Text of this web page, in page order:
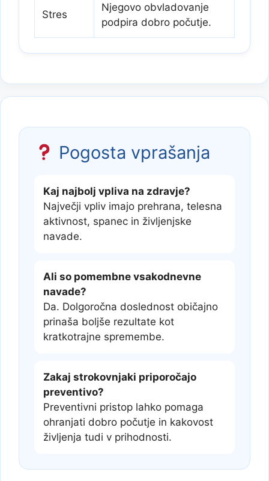
Stres
Njegovo obvladovanje
podpira dobro počutje.
Pogosta vprašanja
Kaj najbolj vpliva na zdravje?
Največji vpliv imajo prehrana, telesna
aktivnost, spanec in življenjske
navade.
Ali so pomembne vsakodnevne
navade?
Da. Dolgoročna doslednost običajno
prinaša boljše rezultate kot
kratkotrajne spremembe.
Zakaj strokovnjaki priporočajo
preventivo?
Preventivni pristop lahko pomaga
ohranjati dobro počutje in kakovost
življenja tudi v prihodnosti.